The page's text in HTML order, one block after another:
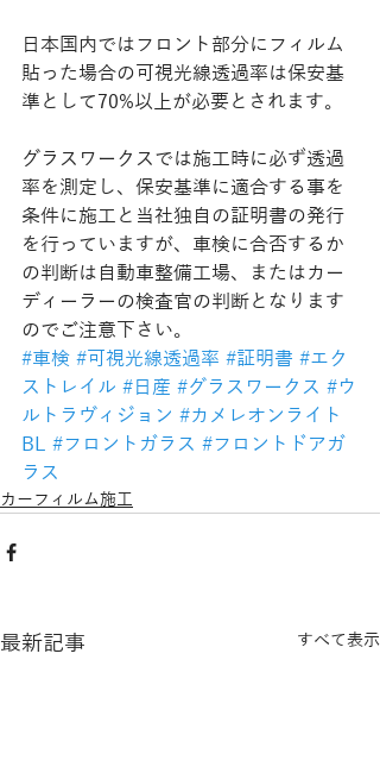
日本国内ではフロント部分にフィルム
貼った場合の可視光線透過率は保安基
準として70%以上が必要とされます。
グラスワークスでは施工時に必ず透過
率を測定し、保安基準に適合する事を
条件に施工と当社独自の証明書の発行
を行っていますが、車検に合否するか
の判断は自動車整備工場、またはカー
ディーラーの検査官の判断となります
のでご注意下さい。
#車検 #可視光線透過率 #証明書 #エク
ストレイル #日産 #グラスワークス #ウ
ルトラヴィジョン #カメレオンライト
BL #フロントガラス #フロントドアガ
ラス
カーフィルム施工
最新記事 すべて表示